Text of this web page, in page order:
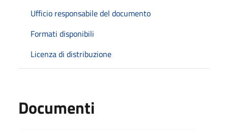
Ufficio responsabile del documento
Formati disponibili
Licenza di distribuzione
Documenti